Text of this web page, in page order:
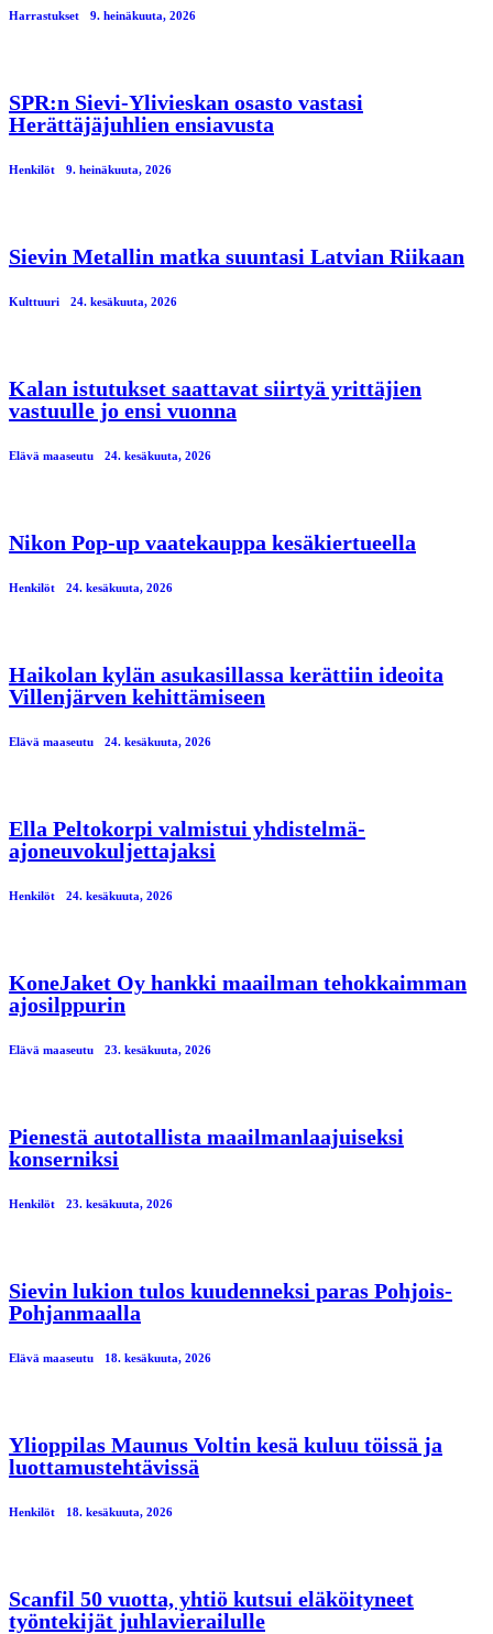
Harrastukset 9. heinäkuuta, 2026
SPR:n Sievi-Ylivieskan osasto vastasi
Herättäjäjuhlien ensiavusta
Henkilöt 9. heinäkuuta, 2026
Sievin Metallin matka suuntasi Latvian Riikaan
Kulttuuri 24. kesäkuuta, 2026
Kalan istutukset saattavat siirtyä yrittäjien
vastuulle jo ensi vuonna
Elävä maaseutu 24. kesäkuuta, 2026
Nikon Pop-up vaatekauppa kesäkiertueella
Henkilöt 24. kesäkuuta, 2026
Haikolan kylän asukasillassa kerättiin ideoita
Villenjärven kehittämiseen
Elävä maaseutu 24. kesäkuuta, 2026
Ella Peltokorpi valmistui yhdistelmä-
ajoneuvokuljettajaksi
Henkilöt 24. kesäkuuta, 2026
KoneJaket Oy hankki maailman tehokkaimman
ajosilppurin
Elävä maaseutu 23. kesäkuuta, 2026
Pienestä autotallista maailmanlaajuiseksi
konserniksi
Henkilöt 23. kesäkuuta, 2026
Sievin lukion tulos kuudenneksi paras Pohjois-
Pohjanmaalla
Elävä maaseutu 18. kesäkuuta, 2026
Ylioppilas Maunus Voltin kesä kuluu töissä ja
luottamustehtävissä
Henkilöt 18. kesäkuuta, 2026
Scanfil 50 vuotta, yhtiö kutsui eläköityneet
työntekijät juhlavierailulle